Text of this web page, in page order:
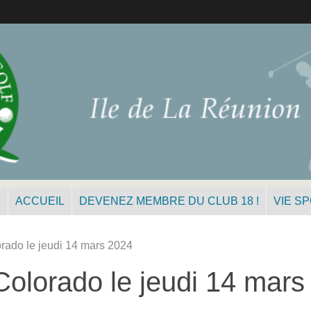
ACCUEIL DEVENEZ MEMBRE DU CLUB 18 ! VIE
le jeudi 14 mars 2024
le jeudi 14